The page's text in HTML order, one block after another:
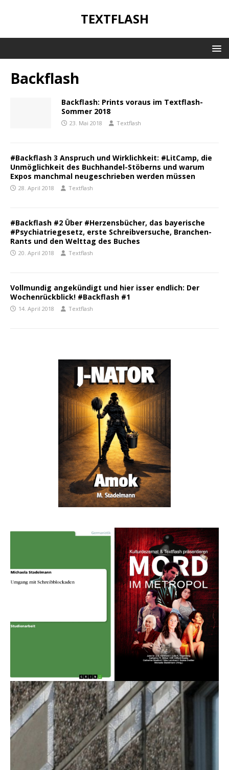
TEXTFLASH
Backflash
Backflash: Prints voraus im Textflash-
Sommer 2018
23. Mai 2018 Textflash
#Backflash 3 Anspruch und Wirklichkeit: #LitCamp, die
Unmöglichkeit des Buchhandel-Stöberns und warum
Expos manchmal neugeschrieben werden müssen
28. April 2018 Textflash
#Backflash #2 Über #Herzensbücher, das bayerische
#Psychiatriegesetz, erste Schreibversuche, Branchen-
Rants und den Welttag des Buches
20. April 2018 Textflash
Vollmundig angekündigt und hier isser endlich: Der
Wochenrückblick! #Backflash #1
14. April 2018 Textflash